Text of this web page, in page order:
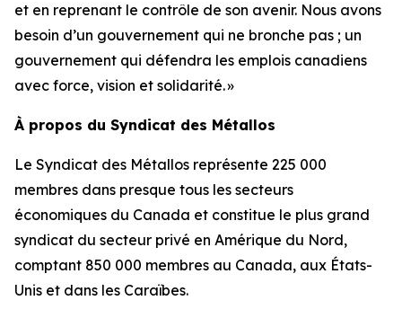
et en reprenant le contrôle de son avenir. Nous avons
besoin d’un gouvernement qui ne bronche pas ; un
gouvernement qui défendra les emplois canadiens
avec force, vision et solidarité. »
À propos du Syndicat des Métallos
Le Syndicat des Métallos représente 225 000
membres dans presque tous les secteurs
économiques du Canada et constitue le plus grand
syndicat du secteur privé en Amérique du Nord,
comptant 850 000 membres au Canada, aux États-
Unis et dans les Caraïbes.